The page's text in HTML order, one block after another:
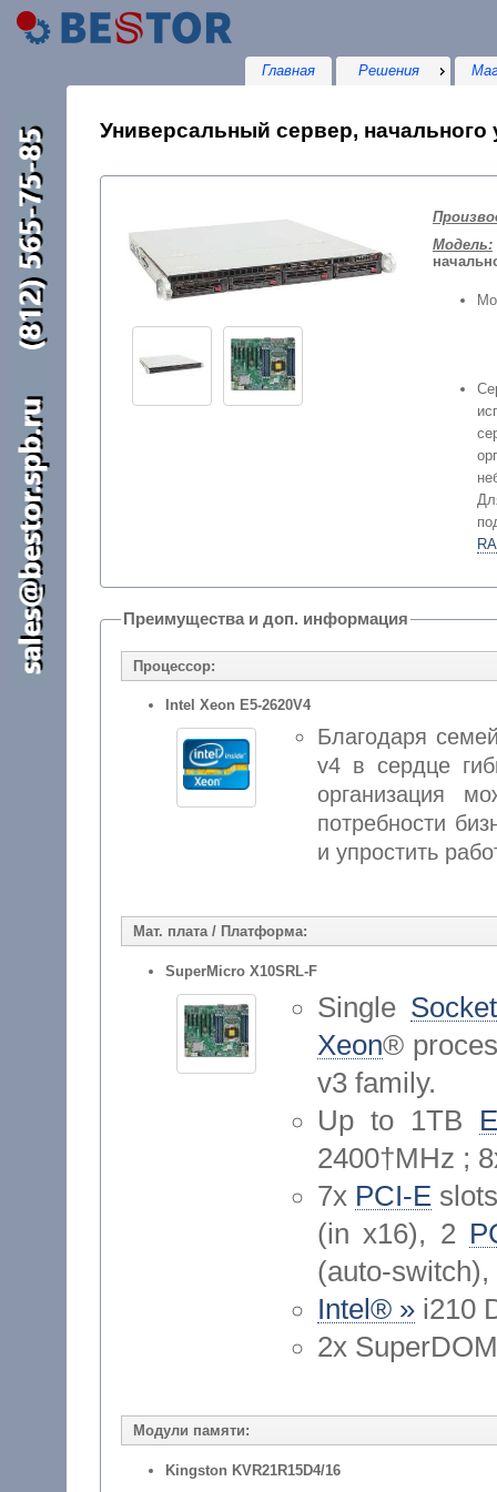
Главная Решения
Универсальный сервер, начального
Модель:
Преимущества и доп. информация
Процессор:
Intel Xeon E5-2620V4
Благодаря
v4 в сердце
организация
потребности
и упростить
Мат. плата / Платформа:
SuperMicro X10SRL-F
Single Socket
Xeon®
v3 family.
Up to 1TB
2400†MHz ;
7x PCI-E
(in x16), 2
(auto-
Intel® »i210
2x
Модули памяти:
Kingston KVR21R15D4/16